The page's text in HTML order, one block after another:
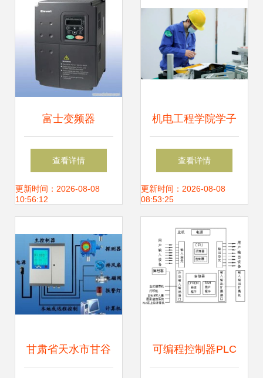
富士变频器
FRN30P11S-4CX
应用指南与市场解
查看详情
更新时间：2026-08-08
10:56:12
机电工程学院学子
勇夺省机电一体化
项目竞赛一等奖后
的冷思考 系统化视
野下的技术突围
查看详情
更新时间：2026-08-08
08:53:25
甘肃省天水市甘谷 可编程控制器PLC